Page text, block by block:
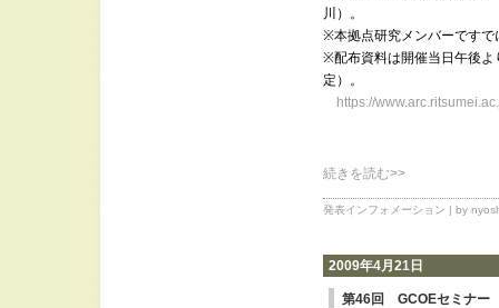
川）。
※本拠点研究メンバーですで
※配布資料は開催当日午後よ
定）。
https://
続きを読む>>
発表インフォメーション | by
2009年4月21日
第46回 GCOEセミナー